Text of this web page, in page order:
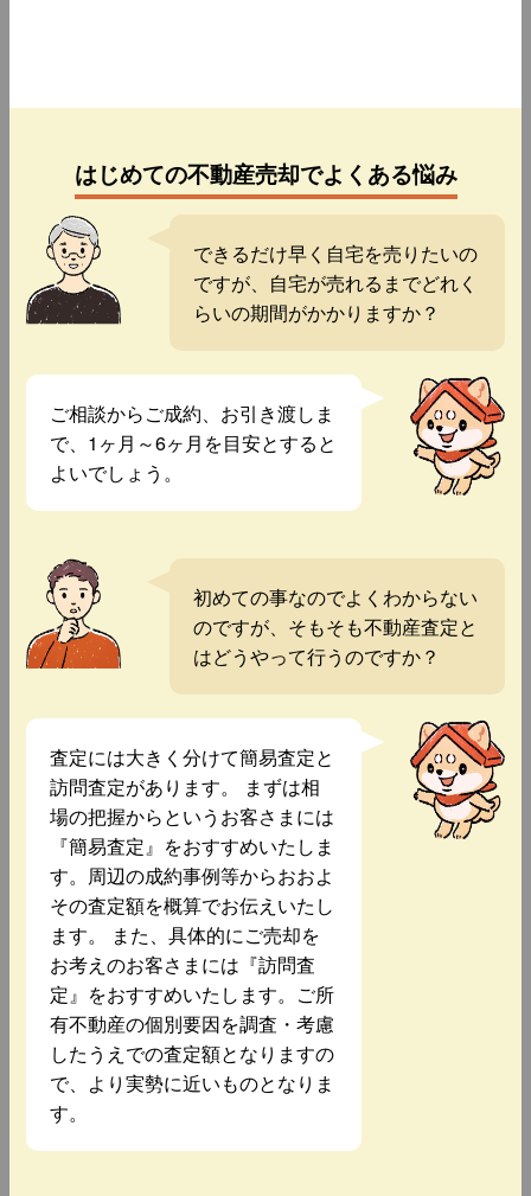
はじめての不動産売却でよくある悩み
できるだけ早く自宅を売りたいの
ですが、自宅が売れるまでどれく
らいの期間がかかりますか？
ご相談からご成約、お引き渡しま
で、1ヶ月～6ヶ月を目安とすると
よいでしょう。
初めての事なのでよくわからない
のですが、そもそも不動産査定と
はどうやって行うのですか？
査定には大きく分けて簡易査定と
訪問査定があります。 まずは相
場の把握からというお客さまには
『簡易査定』をおすすめいたしま
す。周辺の成約事例等からおおよ
その査定額を概算でお伝えいたし
ます。 また、具体的にご売却を
お考えのお客さまには『訪問査
定』をおすすめいたします。ご所
有不動産の個別要因を調査・考慮
したうえでの査定額となりますの
で、より実勢に近いものとなりま
す。